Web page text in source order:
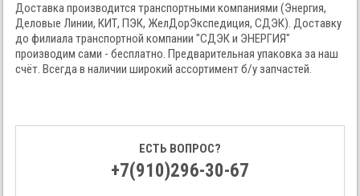
Доставка производится транспортными компаниями (Энергия,
Деловые Линии, КИТ, ПЭК, ЖелДорЭкспедиция, СДЭК). Доставку
до филиала транспортной компании "СДЭК и ЭНЕРГИЯ"
производим сами - бесплатно. Предварительная упаковка за наш
счёт. Всегда в наличии широкий ассортимент б/у запчастей.
ЕСТЬ ВОПРОС?
+7(910)296-30-67